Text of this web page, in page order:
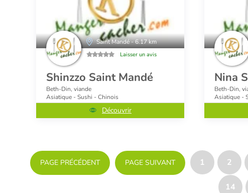
Saint Mandé - 6.17 km
Laisser un avis
Shinzzo Saint Mandé
Beth-Din, viande
Asiatique - Sushi - Chinois
Découvrir
Nina
Beth-Din,
Asiatique -
PAGE PRÉCÉDENT PAGE SUIVANT 1 2
14